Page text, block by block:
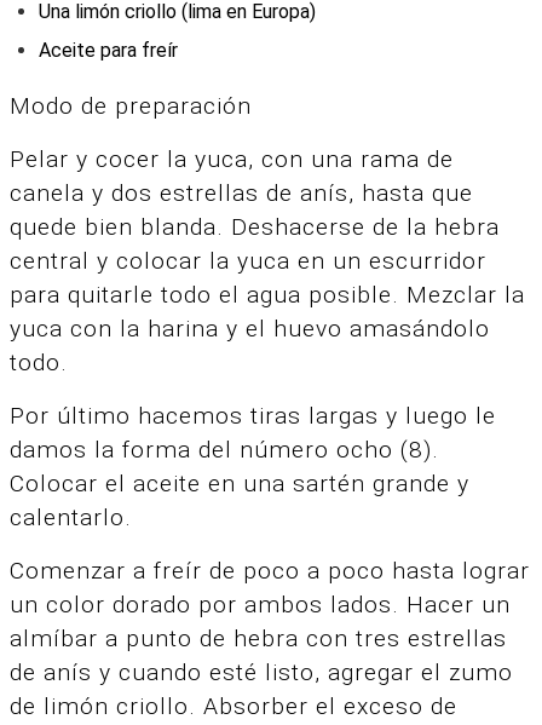
Una limón criollo (lima en Europa)
Aceite para freír
Modo de preparación
Pelar y cocer la yuca, con una rama de
canela y dos estrellas de anís, hasta que
quede bien blanda. Deshacerse de la hebra
central y colocar la yuca en un escurridor
para quitarle todo el agua posible. Mezclar la
yuca con la harina y el huevo amasándolo
todo.
Por último hacemos tiras largas y luego le
damos la forma del número ocho (8).
Colocar el aceite en una sartén grande y
calentarlo.
Comenzar a freír de poco a poco hasta lograr
un color dorado por ambos lados. Hacer un
almíbar a punto de hebra con tres estrellas
de anís y cuando esté listo, agregar el zumo
de limón criollo. Absorber el exceso de